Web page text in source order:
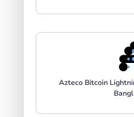
Azteco Bitcoin